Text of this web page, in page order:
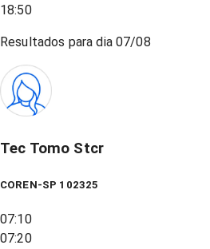
18:50
Resultados para dia07/08
Tec Tomo Stcr
COREN-SP 102325
07:10
07:20